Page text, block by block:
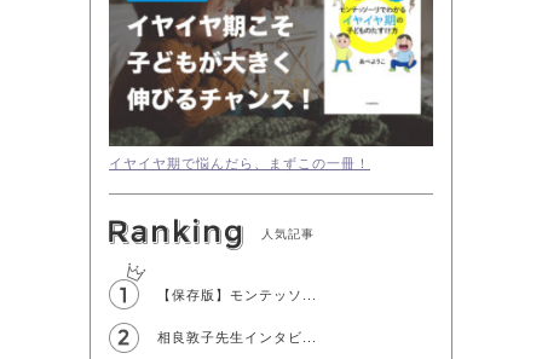
イヤイヤ期で悩んだら、まずこの一冊！
人気記事
【保存版】モンテッソ...
相良敦子先生インタビ...